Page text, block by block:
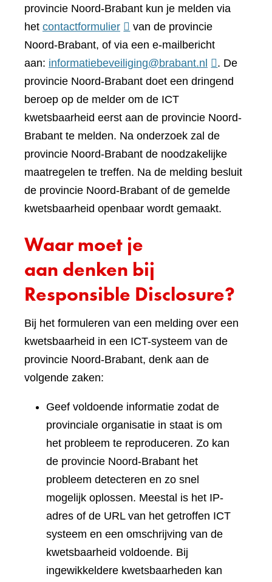
provincie Noord-Brabant kun je melden via
het contactformulier(verwijst
naar
een
andere
website)
van de provincie
Noord-Brabant, of via een e-mailbericht
aan: informatiebeveiliging@brabant.nl
. De
provincie Noord-Brabant doet een dringend
beroep op de melder om de ICT
kwetsbaarheid eerst aan de provincie Noord-
Brabant te melden. Na onderzoek zal de
provincie Noord-Brabant de noodzakelijke
maatregelen te treffen. Na de melding besluit
de provincie Noord-Brabant of de gemelde
kwetsbaarheid openbaar wordt gemaakt.
Waar moet je
aan denken bij
Responsible Disclosure?
Bij het formuleren van een melding over een
kwetsbaarheid in een ICT-systeem van de
provincie Noord-Brabant, denk aan de
volgende zaken:
Geef voldoende informatie zodat de
provinciale organisatie in staat is om
het probleem te reproduceren. Zo kan
de provincie Noord-Brabant het
probleem detecteren en zo snel
mogelijk oplossen. Meestal is het IP-
adres of de URL van het getroffen ICT
systeem en een omschrijving van de
kwetsbaarheid voldoende. Bij
ingewikkeldere kwetsbaarheden kan